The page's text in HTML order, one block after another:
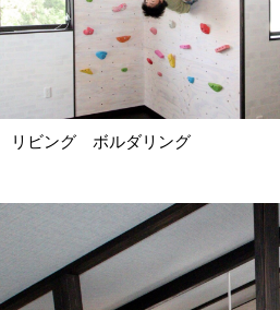
リビング ボルダリング